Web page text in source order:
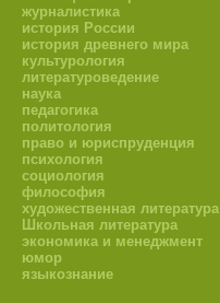
журналистика
история России
история древнего мира
культурология
литературоведение
наука
педагогика
политология
право и юриспруденция
психология
социология
философия
художественная литература
Школьная литература
экономика и менеджмент
юмор
языкознание